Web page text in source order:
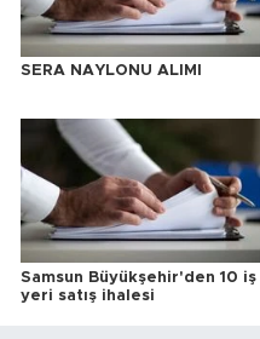
SERA NAYLONU ALIMI
Samsun Büyükşehir'den 10 iş
yeri satış ihalesi